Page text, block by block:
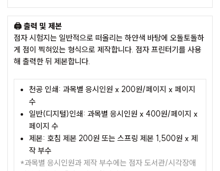
🖨️ 출력 및 제본
점자 시험지는 일반적으로 떠올리는 하얀색 바탕에 오돌토돌하
게 점이 찍혀있는 형식으로 제작합니다. 점자 프린터기를 사용
해 출력한 뒤 제본합니다.
천공 인쇄: 과목별 응시인원 x 200원/페이지 x 페이지
수
일반(디지털)인쇄: 과목별 응시인원 x 400원/페이지 x
페이지 수
제본: 호침 제본 200원 또는 스프링 제본 1,500원 x 제
작 부수
*과목별 응시인원과 제작 부수에는 점자 도서관/시각장애